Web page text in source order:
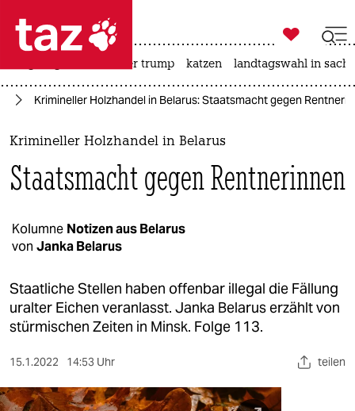
 taz zahl ich
taz zahl ich
themen
politik
gesellschaft
kultur
sport
berlin
nord

taz zahl ich
usa unter trump katzen landtagswahl in
Krimineller Holzhandel in Belarus: Staatsmacht gegen
Krimineller Holzhandel in Belarus
Staatsmacht gegen Rentnerinnen
Kolumne Notizen aus Belarus
von Janka Belarus
Staatliche Stellen haben offenbar illegal die Fällung
uralter Eichen veranlasst. Janka Belarus erzählt von
stürmischen Zeiten in Minsk. Folge 113.
15.1.2022 14:53 Uhr teilen